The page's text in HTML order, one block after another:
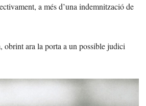
a més d’una indemnització de
obrint ara la porta a un possible judici